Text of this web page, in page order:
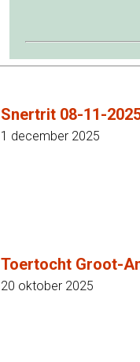
Snertrit 08-11-
1 december 2025
Toertocht Groot-
20 oktober 2025